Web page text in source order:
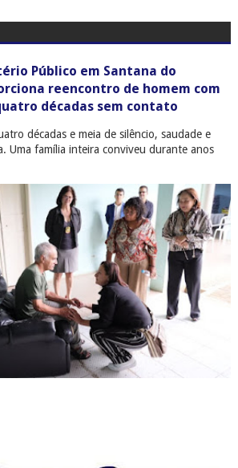
Público em Santana do
reencontro de homem com
décadas sem contato
décadas e meia de silêncio, saudade e
Uma família inteira conviveu durante anos